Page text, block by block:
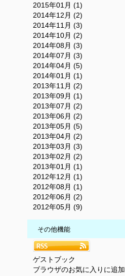
2015年01月 (1)
2014年12月 (2)
2014年11月 (3)
2014年10月 (2)
2014年08月 (3)
2014年07月 (3)
2014年04月 (5)
2014年01月 (1)
2013年11月 (2)
2013年09月 (1)
2013年07月 (2)
2013年06月 (2)
2013年05月 (5)
2013年04月 (2)
2013年03月 (3)
2013年02月 (2)
2013年01月 (1)
2012年12月 (1)
2012年08月 (1)
2012年06月 (2)
2012年05月 (9)
その他機能
ゲストブック
ブラウザのお気に入りに追加